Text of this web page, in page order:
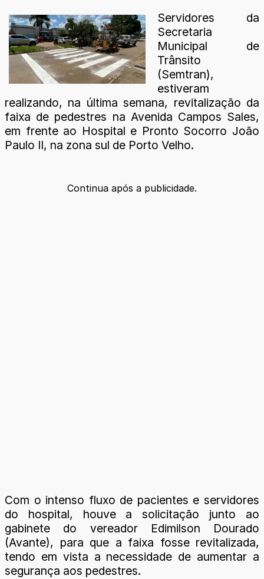
Servidores da
Secretaria
Municipal de
Trânsito
(Semtran),
estiveram
realizando, na última semana, revitalização da
faixa de pedestres na Avenida Campos Sales,
em frente ao Hospital e Pronto Socorro João
Paulo II, na zona sul de Porto Velho.
Continua após a publicidade.
Com o intenso fluxo de pacientes e servidores
do hospital, houve a solicitação junto ao
gabinete do vereador Edimilson Dourado
(Avante), para que a faixa fosse revitalizada,
tendo em vista a necessidade de aumentar a
segurança aos pedestres.